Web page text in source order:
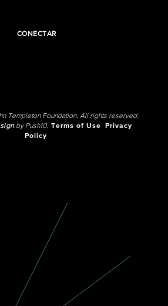
CONECTAR
Templeton Foundation. All rights reserved.
by Push10. Terms of Use
Privacy
Policy